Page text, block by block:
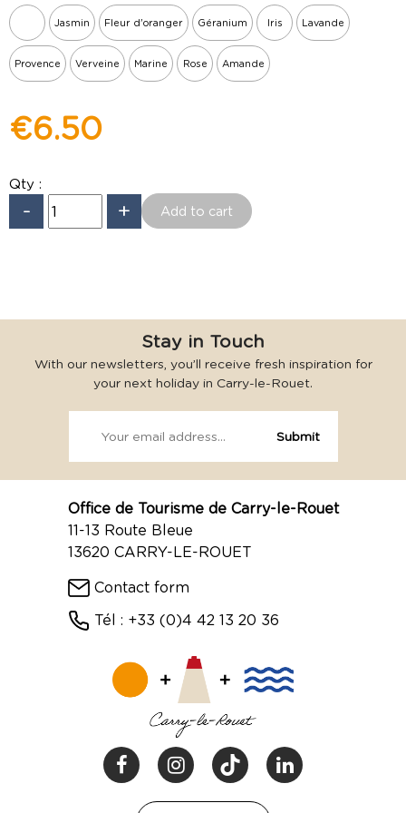
Jasmin Fleur d'oranger Géranium Iris Lavande
Provence Verveine Marine Rose Amande
€6.50
Qty :
- +
Stay in Touch
With our newsletters, you’ll receive fresh inspiration for
your next holiday in Carry-le-Rouet.
Office de Tourisme de Carry-le-Rouet
11-13 Route Bleue
13620 CARRY-LE-ROUET
Contact form
Tél : +33 (0)4 42 13 20 36